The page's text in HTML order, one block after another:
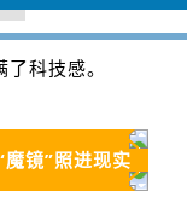
科技感。
镜”照进现实